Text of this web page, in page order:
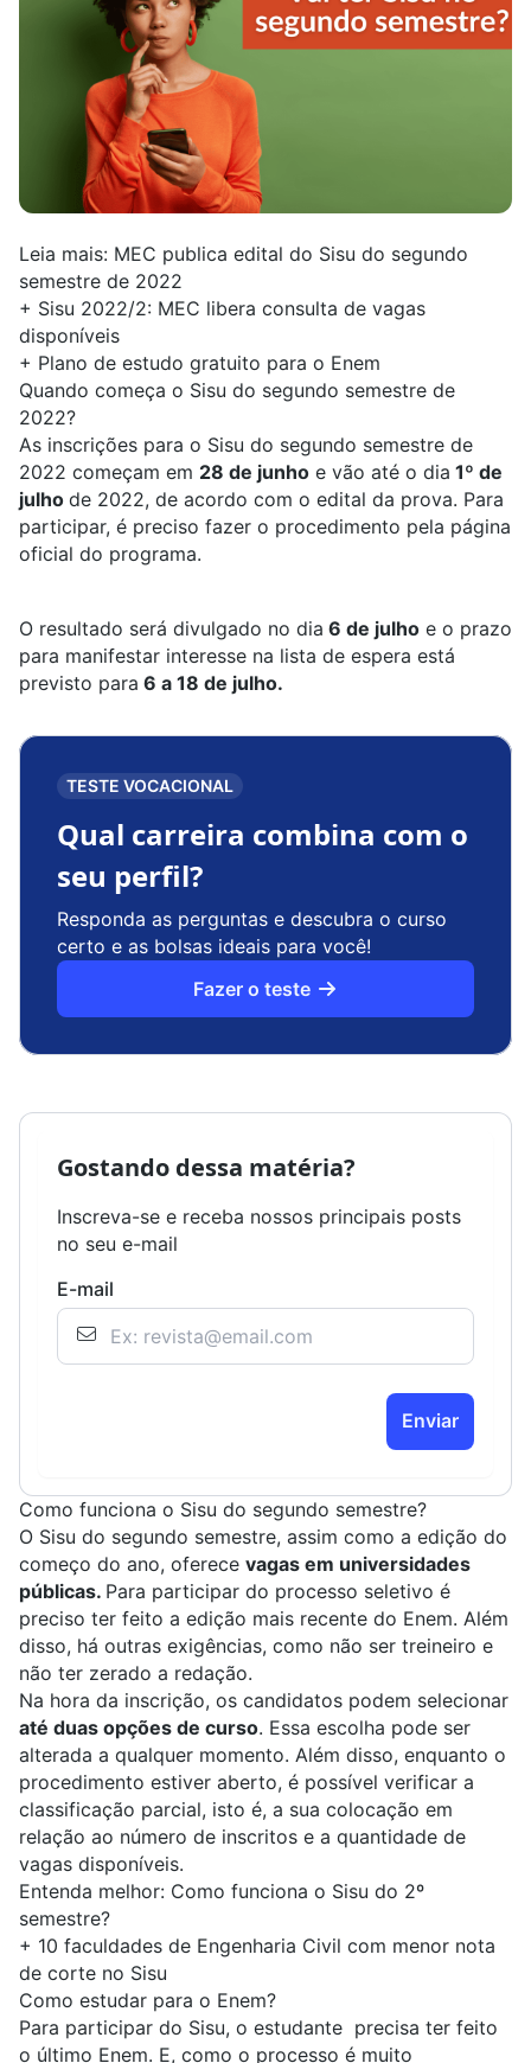
Leia mais: MEC publica edital do Sisu do segundo
semestre de 2022
+ Sisu 2022/2: MEC libera consulta de vagas
disponíveis
+ Plano de estudo gratuito para o Enem
Quando começa o Sisu do segundo semestre de
2022?
As inscrições para o Sisu do segundo semestre de
2022 começam em 28 de junho e vão até o dia 1º de
julho de 2022, de acordo com o edital da prova. Para
participar, é preciso fazer o procedimento pela página
oficial do programa.
O resultado será divulgado no dia 6 de julho e o prazo
para manifestar interesse na lista de espera está
previsto para 6 a 18 de julho.
TESTE VOCACIONAL
Qual carreira combina com o
seu perfil?
Responda as perguntas e descubra o curso
certo e as bolsas ideais para você!
Fazer o teste
Gostando dessa matéria?
Inscreva-se e receba nossos principais posts
no seu e-mail
E-mail
Enviar
Como funciona o Sisu do segundo semestre?
O Sisu do segundo semestre, assim como a edição do
começo do ano, oferece vagas em universidades
públicas. Para participar do processo seletivo é
preciso ter feito a edição mais recente do Enem. Além
disso, há outras exigências, como não ser treineiro e
não ter zerado a redação.
Na hora da inscrição, os candidatos podem selecionar
até duas opções de curso. Essa escolha pode ser
alterada a qualquer momento. Além disso, enquanto o
procedimento estiver aberto, é possível verificar a
classificação parcial, isto é, a sua colocação em
relação ao número de inscritos e a quantidade de
vagas disponíveis.
Entenda melhor: Como funciona o Sisu do 2º
semestre?
+ 10 faculdades de Engenharia Civil com menor nota
de corte no Sisu
Como estudar para o Enem?
Para participar do Sisu, o estudante precisa ter feito
o último Enem. E, como o processo é muito